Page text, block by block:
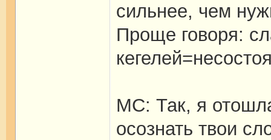
сильнее, чем
Проще говоря:
МС: Так, я
осознать твои